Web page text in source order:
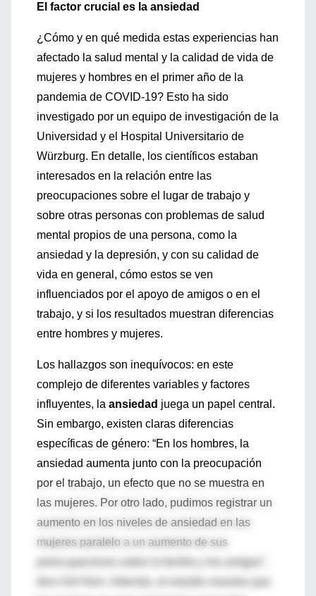
El factor crucial es la ansiedad
¿Cómo y en qué medida estas experiencias han
afectado la salud mental y la calidad de vida de
mujeres y hombres en el primer año de la
pandemia de COVID-19? Esto ha sido
investigado por un equipo de investigación de la
Universidad y el Hospital Universitario de
Würzburg. En detalle, los científicos estaban
interesados ​​en la relación entre las
preocupaciones sobre el lugar de trabajo y
sobre otras personas con problemas de salud
mental propios de una persona, como la
ansiedad y la depresión, y con su calidad de
vida en general, cómo estos se ven
influenciados por el apoyo de amigos o en el
trabajo, y si los resultados muestran diferencias
entre hombres y mujeres.
Los hallazgos son inequívocos: en este
complejo de diferentes variables y factores
influyentes, la ansiedad juega un papel central.
Sin embargo, existen claras diferencias
específicas de género: “En los hombres, la
ansiedad aumenta junto con la preocupación
por el trabajo, un efecto que no se muestra en
las mujeres. Por otro lado, pudimos registrar un
aumento en los niveles de ansiedad en las
mujeres paralelo a un aumento de sus
preocupaciones sobre la familia y los amigos",